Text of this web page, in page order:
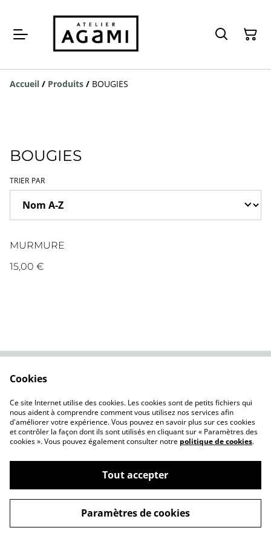
Accueil / Produits / BOUGIES
BOUGIES
TRIER PAR
MURMURE
15,00 €
Politique de
confidentialité
Politique de cookies
©2026ATELIER AGAMI
powered by
Cookies
Ce site Internet utilise des cookies. Les cookies sont de petits fichiers qui
nous aident à comprendre comment vous utilisez nos services afin
d'améliorer votre expérience. Vous pouvez en savoir plus sur ces cookies
et contrôler la façon dont ils sont utilisés en cliquant sur « Paramètres des
cookies ». Vous pouvez également consulter notre politique de cookies.
Tout accepter
Paramètres de cookies